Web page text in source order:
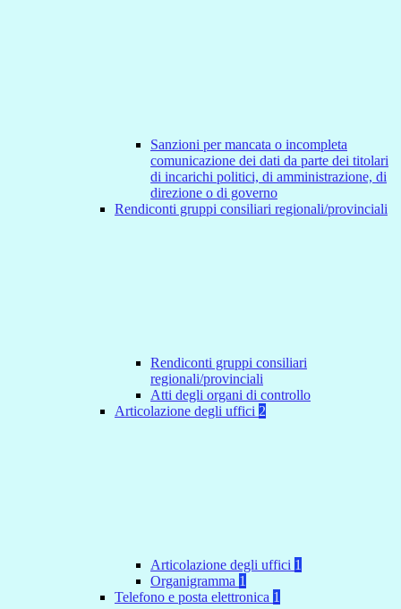
Sanzioni per mancata o incompleta
comunicazione dei dati da parte dei titolari
di incarichi politici, di amministrazione, di
direzione o di governo
Rendiconti gruppi consiliari regionali/provinciali
Rendiconti gruppi consiliari
regionali/provinciali
Atti degli organi di controllo
Articolazione degli uffici 2
Articolazione degli uffici 1
Organigramma 1
Telefono e posta elettronica 1